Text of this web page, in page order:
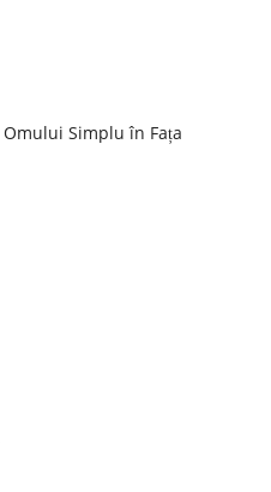
Simplu în Fața